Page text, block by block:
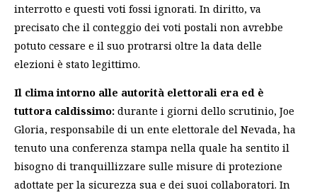
interrotto e questi voti fossi ignorati. In diritto, va
precisato che il conteggio dei voti postali non avrebbe
potuto cessare e il suo protrarsi oltre la data delle
elezioni è stato legittimo.
Il clima intorno alle autorità elettorali era ed è
tuttora caldissimo: durante i giorni dello scrutinio, Joe
Gloria, responsabile di un ente elettorale del Nevada, ha
tenuto una conferenza stampa nella quale ha sentito il
bisogno di tranquillizzare sulle misure di protezione
adottate per la sicurezza sua e dei suoi collaboratori. In